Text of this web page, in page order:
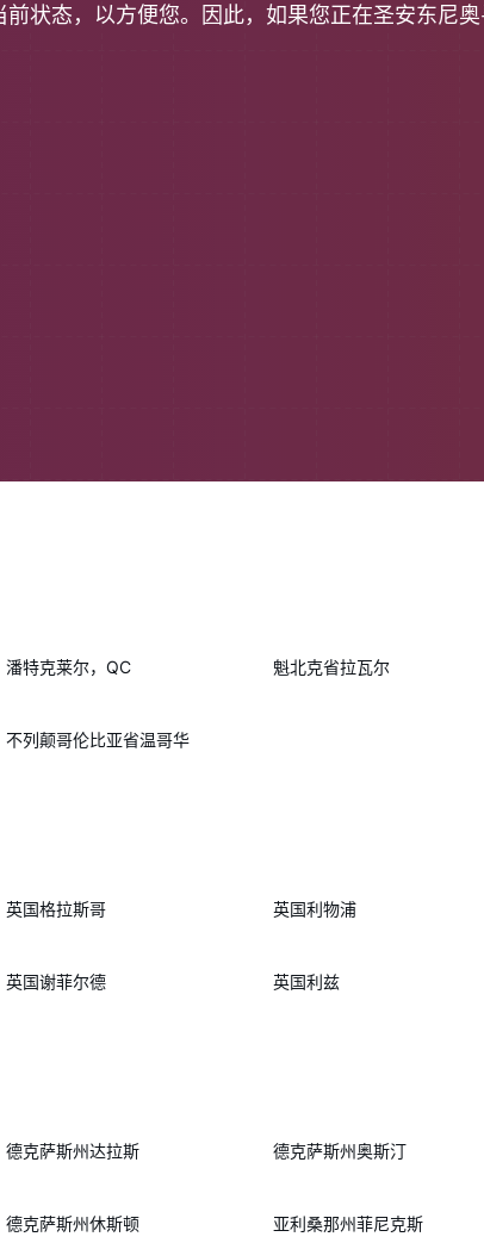
状态，以方便您。因此，如果您正在圣安东尼
潘特克莱尔，QC 魁北克省拉瓦尔
不列颠哥伦比亚省温哥华
英国格拉斯哥 英国利物浦
英国谢菲尔德 英国利兹
德克萨斯州达拉斯 德克萨斯州奥斯汀
德克萨斯州休斯顿 亚利桑那州菲尼克斯